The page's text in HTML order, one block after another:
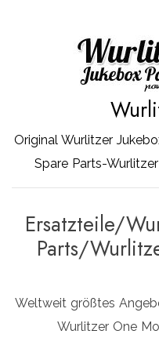
Original Wurlitzer
Spare Parts-
Ersatzteile/
Parts/
Weltweit größtes
Wurlitzer One